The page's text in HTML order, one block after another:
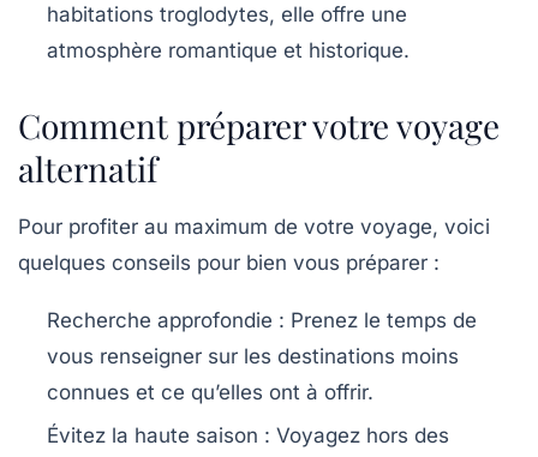
habitations troglodytes, elle offre une
atmosphère romantique et historique.
Comment préparer votre voyage
alternatif
Pour profiter au maximum de votre voyage, voici
quelques conseils pour bien vous préparer :
Recherche approfondie : Prenez le temps de
vous renseigner sur les destinations moins
connues et ce qu’elles ont à offrir.
Évitez la haute saison : Voyagez hors des